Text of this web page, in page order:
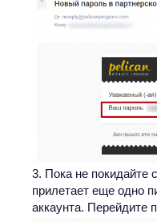
Пока не покидайте
прилетает еще одно
аккаунта. Перейдите